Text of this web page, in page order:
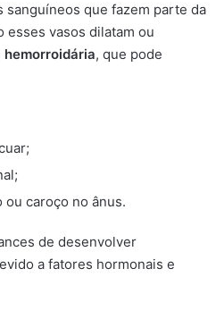
sanguíneos que fazem parte da
esses vasos dilatam ou
hemorroidária, que pode
ou caroço no ânus.
de desenvolver
a fatores hormonais e